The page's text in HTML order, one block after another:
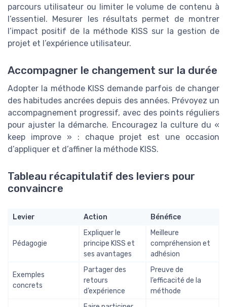
parcours utilisateur ou limiter le volume de contenu à
l’essentiel. Mesurer les résultats permet de montrer
l’impact positif de la méthode KISS sur la gestion de
projet et l’expérience utilisateur.
Accompagner le changement sur la durée
Adopter la méthode KISS demande parfois de changer
des habitudes ancrées depuis des années. Prévoyez un
accompagnement progressif, avec des points réguliers
pour ajuster la démarche. Encouragez la culture du «
keep improve » : chaque projet est une occasion
d’appliquer et d’affiner la méthode KISS.
Tableau récapitulatif des leviers pour
convaincre
Levier Action Bénéfice
Pédagogie
Expliquer le
principe KISS et
ses avantages
Meilleure
compréhension et
adhésion
Exemples
concrets
Partager des
retours
d’expérience
Preuve de
l’efficacité de la
méthode